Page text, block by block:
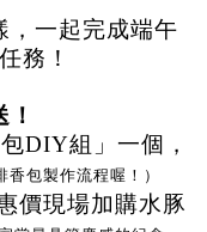
，一起完成端午
務！
！
DIY組」一個，
香包製作流程喔！）
價現場加購水豚